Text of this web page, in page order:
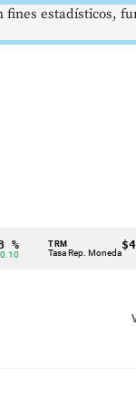
TRM
Tasa Rep. Moneda ▲
estadísticos,